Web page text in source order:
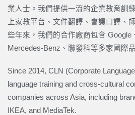
業人士。我們提供一流的企業教育訓
上家教平台、文件翻譯、會議口譯、
些年來，我們的合作廠商包含 Google
Mercedes-Benz、聯發科等多家國際
Since 2014, CLN (Corporate
language training and cross-cultural
companies across Asia, including
IKEA, and MediaTek.